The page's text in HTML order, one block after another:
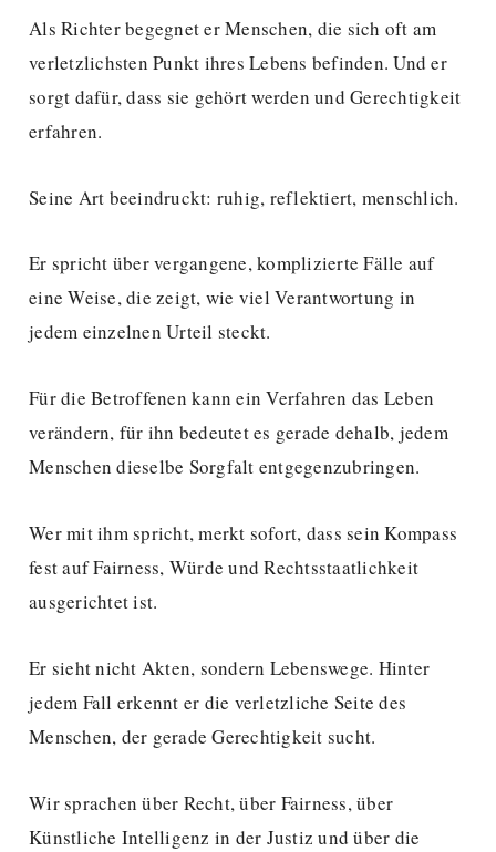
Als Richter begegnet er Menschen, die sich oft am
verletzlichsten Punkt ihres Lebens befinden. Und er
sorgt dafür, dass sie gehört werden und Gerechtigkeit
erfahren.
Seine Art beeindruckt: ruhig, reflektiert, menschlich.
Er spricht über vergangene, komplizierte Fälle auf
eine Weise, die zeigt, wie viel Verantwortung in
jedem einzelnen Urteil steckt.
Für die Betroffenen kann ein Verfahren das Leben
verändern, für ihn bedeutet es gerade dehalb, jedem
Menschen dieselbe Sorgfalt entgegenzubringen.
Wer mit ihm spricht, merkt sofort, dass sein Kompass
fest auf Fairness, Würde und Rechtsstaatlichkeit
ausgerichtet ist.
Er sieht nicht Akten, sondern Lebenswege. Hinter
jedem Fall erkennt er die verletzliche Seite des
Menschen, der gerade Gerechtigkeit sucht.
Wir sprachen über Recht, über Fairness, über
Künstliche Intelligenz in der Justiz und über die